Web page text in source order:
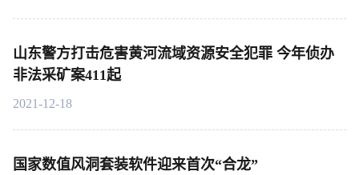
山东警方打击危害黄河流域资源安全犯罪 今年侦办
非法采矿案411起
2021-12-18
国家数值风洞套装软件迎来首次“合龙”